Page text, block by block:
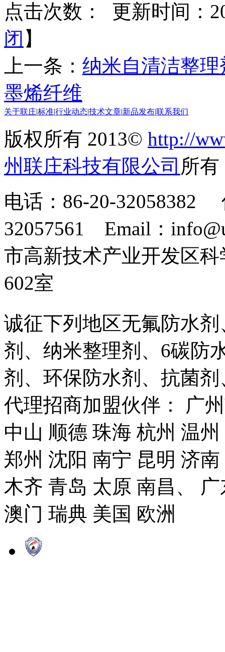
点击次数：
更新时间：
闭 】
上一条： 纳米自清洁整
墨烯纤维
关于联庄标准行业动态技术文章 新品发布联系我们
版权所有 2013© http://
州联庄科技有限公司 所
电话：86-20-32058382
32057561 Email：
市高新技术产业开发区
602室
诚征下列地区无氟防水
剂、纳米整理剂、6碳防
剂、环保防水剂、抗菌
代理招商加盟伙伴： 广
中山 顺德 珠海 杭州 温
郑州 沈阳 南宁 昆明 济
木齐 青岛 太原 南昌、
澳门 瑞典 美国 欧洲